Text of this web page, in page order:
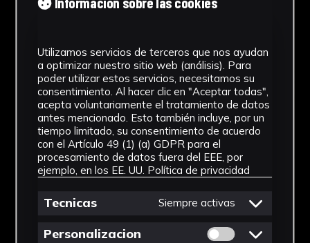
Utilizamos servicios de terceros que nos ayudan
a optimizar nuestro sitio web (análisis). Para
poder utilizar estos servicios, necesitamos su
consentimiento. Al hacer clic en "Aceptar todas",
acepta voluntariamente el tratamiento de datos
antes mencionado. Esto también incluye, por un
tiempo limitado, su consentimiento de acuerdo
con el Artículo 49 (1) (a) GDPR para el
procesamiento de datos fuera del EEE, por
ejemplo, en los EE. UU. Política de privacidad
Tecnicas Siempre activas
Personalizacion Permitir cookies